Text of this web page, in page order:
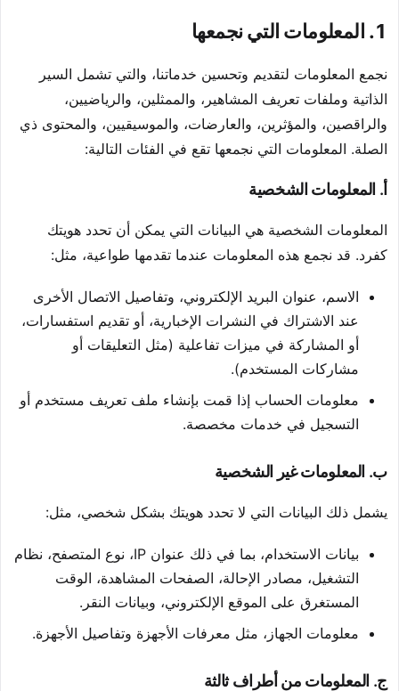
1. المعلومات التي نجمعها
نجمع المعلومات لتقديم وتحسين خدماتنا، والتي تشمل السير
الذاتية وملفات تعريف المشاهير، والممثلين، والرياضيين،
والراقصين، والمؤثرين، والعارضات، والموسيقيين، والمحتوى ذي
الصلة. المعلومات التي نجمعها تقع في الفئات التالية:
أ. المعلومات الشخصية
المعلومات الشخصية هي البيانات التي يمكن أن تحدد هويتك
كفرد. قد نجمع هذه المعلومات عندما تقدمها طواعية، مثل:
الاسم، عنوان البريد الإلكتروني، وتفاصيل الاتصال الأخرى
عند الاشتراك في النشرات الإخبارية، أو تقديم استفسارات،
أو المشاركة في ميزات تفاعلية (مثل التعليقات أو
مشاركات المستخدم).
معلومات الحساب إذا قمت بإنشاء ملف تعريف مستخدم أو
التسجيل في خدمات مخصصة.
ب. المعلومات غير الشخصية
يشمل ذلك البيانات التي لا تحدد هويتك بشكل شخصي، مثل:
بيانات الاستخدام، بما في ذلك عنوان IP، نوع المتصفح، نظام
التشغيل، مصادر الإحالة، الصفحات المشاهدة، الوقت
المستغرق على الموقع الإلكتروني، وبيانات النقر.
معلومات الجهاز، مثل معرفات الأجهزة وتفاصيل الأجهزة.
ج. المعلومات من أطراف ثالثة